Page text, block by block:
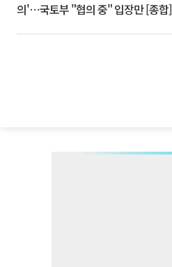
의'⋯국토부 "협의 중" 입장만 [종합]